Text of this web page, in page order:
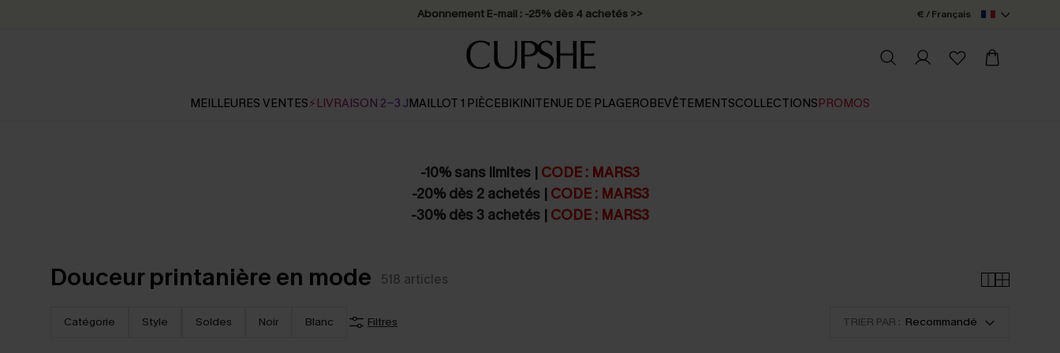
Abonnement E-mail : -25% dès 4 achetés >> € / Français
MEILLEURES VENTES⚡LIVRAISON 2-3 JMAILLOT 1 PIÈCEBIKINITENUE DE PLAGEROBEVÊTEMENTSCOLLECTIONSPROMOS
-10% sans limites | CODE : MARS3
-20% dès 2 achetés | CODE : MARS3
-30% dès 3 achetés | CODE : MARS3
Douceur printanière en mode 518 articles
Catégorie Style Soldes Noir Blanc Filtres TRIER PAR : Recommandé